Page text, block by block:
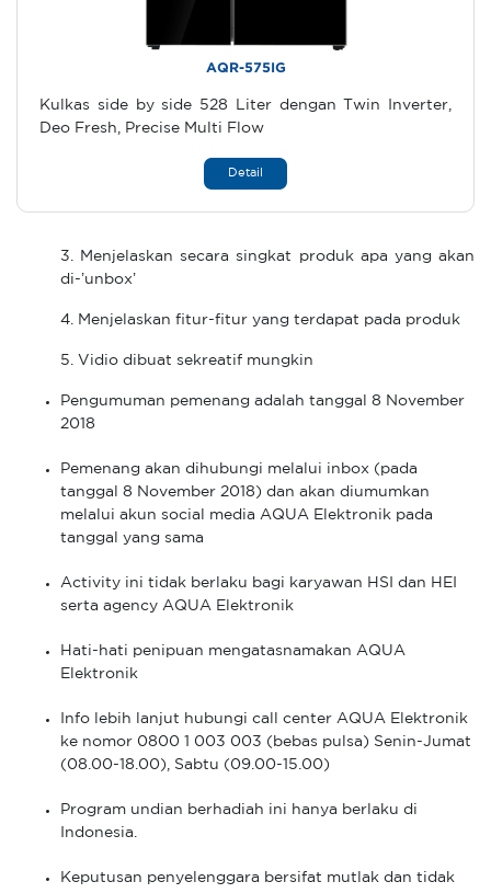
AQR-575IG
Kulkas side by side 528 Liter dengan Twin Inverter,
Deo Fresh, Precise Multi Flow
Detail
3. Menjelaskan secara singkat produk apa yang akan
di-’unbox’
4. Menjelaskan fitur-fitur yang terdapat pada produk
5. Vidio dibuat sekreatif mungkin
Pengumuman pemenang adalah tanggal 8 November
2018
Pemenang akan dihubungi melalui inbox (pada
tanggal 8 November 2018) dan akan diumumkan
melalui akun social media AQUA Elektronik pada
tanggal yang sama
Activity ini tidak berlaku bagi karyawan HSI dan HEI
serta agency AQUA Elektronik
Hati-hati penipuan mengatasnamakan AQUA
Elektronik
Info lebih lanjut hubungi call center AQUA Elektronik
ke nomor 0800 1 003 003 (bebas pulsa) Senin-Jumat
(08.00-18.00), Sabtu (09.00-15.00)
Program undian berhadiah ini hanya berlaku di
Indonesia.
Keputusan penyelenggara bersifat mutlak dan tidak